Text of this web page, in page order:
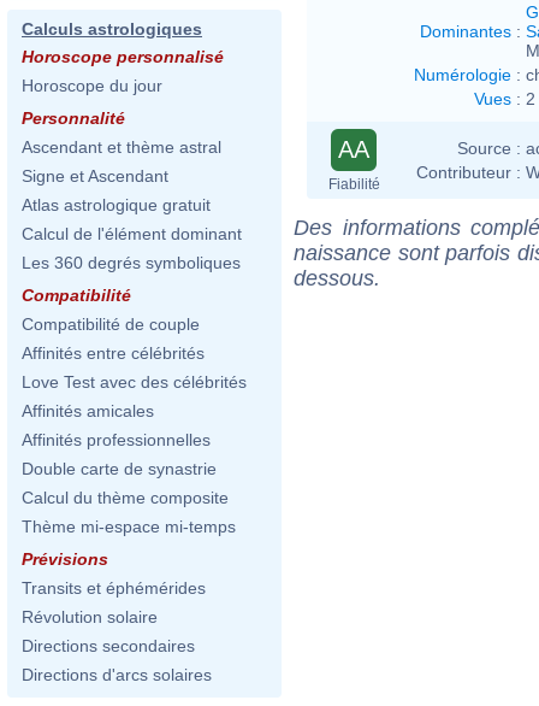
Calculs astrologiques
Horoscope personnalisé
Horoscope du jour
Personnalité
Ascendant et thème astral
Signe et Ascendant
Atlas astrologique gratuit
Calcul de l'élément dominant
Les 360 degrés symboliques
Compatibilité
Compatibilité de couple
Affinités entre célébrités
Love Test avec des célébrités
Affinités amicales
Affinités professionnelles
Double carte de synastrie
Calcul du thème composite
Thème mi-espace mi-temps
Prévisions
Transits et éphémérides
Révolution solaire
Directions secondaires
Directions d'arcs solaires
Dominantes :
Numérologie :
Vues :
AA
Fiabilité
Source :
Contributeur :
Des informations
naissance sont parfois
dessous.